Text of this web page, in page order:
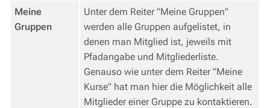
Meine
Gruppen
Unter dem Reiter "Meine Gruppen"
werden alle Gruppen aufgelistet, in
denen man Mitglied ist, jeweils mit
Pfadangabe und Mitgliederliste.
Genauso wie unter dem Reiter "Meine
Kurse" hat man hier die Möglichkeit alle
Mitglieder einer Gruppe zu kontaktieren.